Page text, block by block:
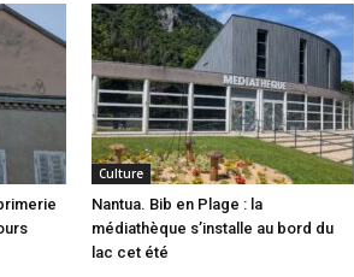
Culture
Nantua. Bib en Plage : la
médiathèque s’installe au bord du
lac cet été